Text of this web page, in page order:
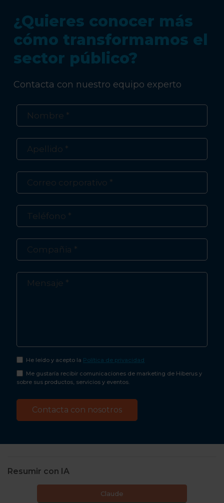
¿Quieres conocer más
cómo transformamos el
sector público?
Contacta con nuestro equipo experto
He leído y acepto la Política de privacidad
Me gustaría recibir comunicaciones de marketing de Hiberus y
sobre sus productos, servicios y eventos.
Resumir con IA
Claude